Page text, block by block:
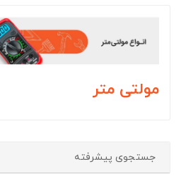
مولتی متر
جستجوی پیشرفته